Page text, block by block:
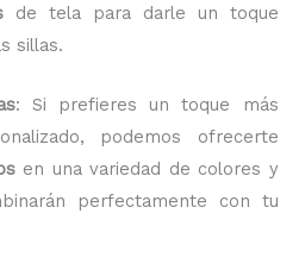
de tela para darle un toque
sillas.
: Si prefieres un toque más
podemos ofrecerte
en una variedad de colores y
perfectamente con tu